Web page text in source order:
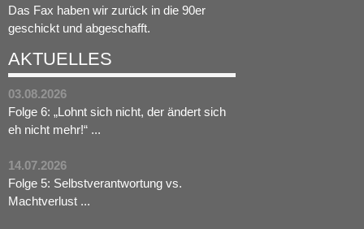
Das Fax haben wir zurück in die 90er
geschickt und abgeschafft.
AKTUELLES
03.08.2026
Folge 6: „Lohnt sich nicht, der ändert sich
eh nicht mehr!“ ...
14.07.2026
Folge 5: Selbstverantwortung vs.
Machtverlust ...